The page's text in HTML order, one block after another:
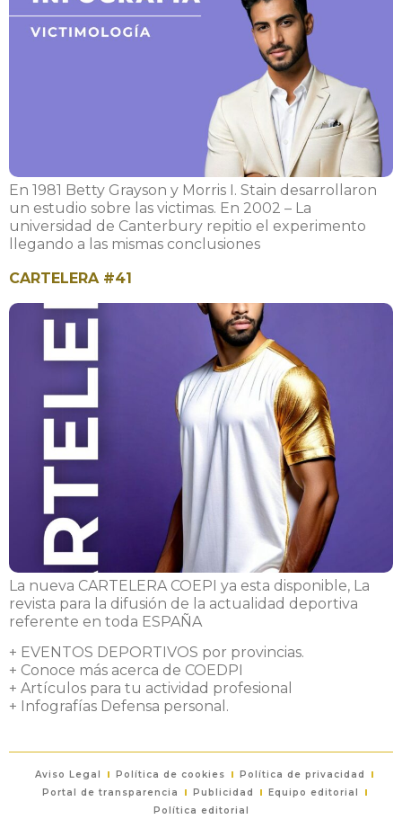
En 1981 Betty Grayson y Morris I. Stain desarrollaron
un estudio sobre las victimas. En 2002 – La
universidad de Canterbury repitio el experimento
llegando a las mismas conclusiones
CARTELERA #41
La nueva CARTELERA COEPI ya esta disponible, La
revista para la difusión de la actualidad deportiva
referente en toda ESPAÑA
+ EVENTOS DEPORTIVOS por provincias.
+ Conoce más acerca de COEDPI
+ Artículos para tu actividad profesional
+ Infografías Defensa personal.
Aviso Legal Política de cookies
Política de privacidad
Portal de transparencia
Publicidad
Equipo editorial
Política editorial